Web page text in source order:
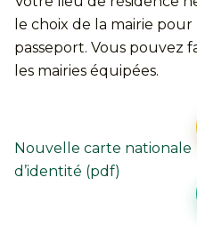
le choix de la mairie
passeport. Vous pouvez
les mairies équipées.
Nouvelle carte nationale
d’identité (pdf)